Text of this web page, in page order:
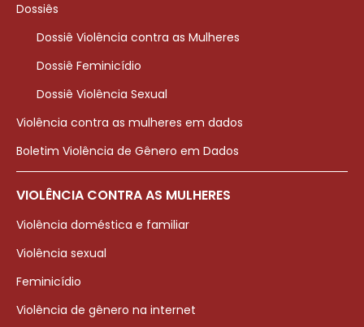
Dossiês
Dossiê Violência contra as Mulheres
Dossiê Feminicídio
Dossiê Violência Sexual
Violência contra as mulheres em dados
Boletim Violência de Gênero em Dados
VIOLÊNCIA CONTRA AS MULHERES
Violência doméstica e familiar
Violência sexual
Feminicídio
Violência de gênero na internet